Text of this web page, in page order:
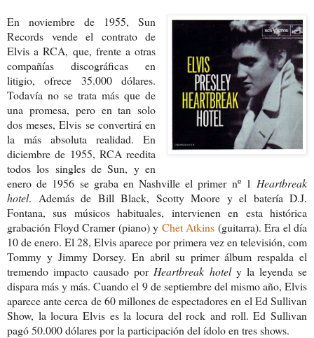
En noviembre de 1955, Sun
Records vende el contrato de
Elvis a RCA, que, frente a otras
compañías discográficas en
litigio, ofrece 35.000 dólares.
Todavía no se trata más que de
una promesa, pero en tan solo
dos meses, Elvis se convertirá en
la más absoluta realidad. En
diciembre de 1955, RCA reedita
todos los singles de Sun, y en
enero de 1956 se graba en Nashville el primer nº 1 Heartbreak
hotel. Además de Bill Black, Scotty Moore y el batería D.J.
Fontana, sus músicos habituales, intervienen en esta histórica
grabación Floyd Cramer (piano) y Chet Atkins (guitarra). Era el día
10 de enero. El 28, Elvis aparece por primera vez en televisión, com
Tommy y Jimmy Dorsey. En abril su primer álbum respalda el
tremendo impacto causado porHeartbreak hotel y la leyenda se
dispara más y más. Cuando el 9 de septiembre del mismo año, Elvis
aparece ante cerca de 60 millones de espectadores en el Ed Sullivan
Show, la locura Elvis es la locura del rock and roll. Ed Sullivan
pagó 50.000 dólares por la participación del ídolo en tres shows.